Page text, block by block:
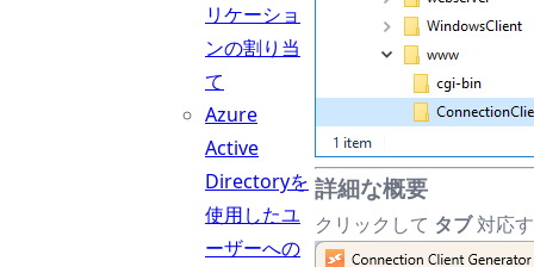
リケーショ
ンの割り当
て
Azure
Active
Directoryを
使用したユ
ーザーへの
詳細な概要
クリックして タブ対応